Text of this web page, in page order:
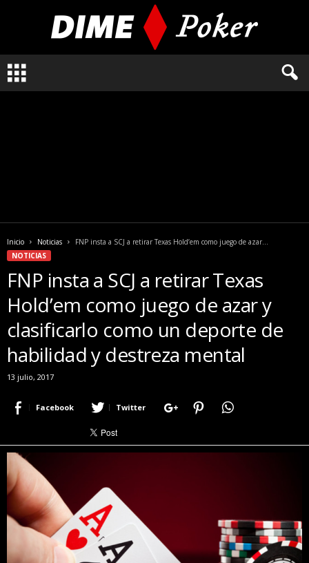
q
t
Inicio Noticias
FNP insta a SCJ a retirar Texas Hold’em como juego de azar...
NOTICIAS
FNP insta a SCJ a retirar Texas
Hold’em como juego de azar y
clasificarlo como un deporte de
habilidad y destreza mental
13 julio, 2017
Facebook Twitter